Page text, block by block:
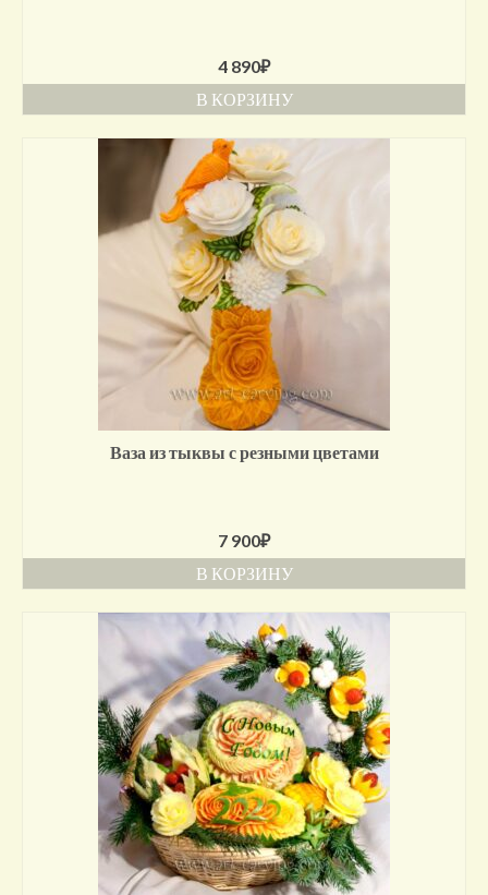
4 890₽
В КОРЗИНУ
Ваза из тыквы с резными цветами
7 900₽
В КОРЗИНУ